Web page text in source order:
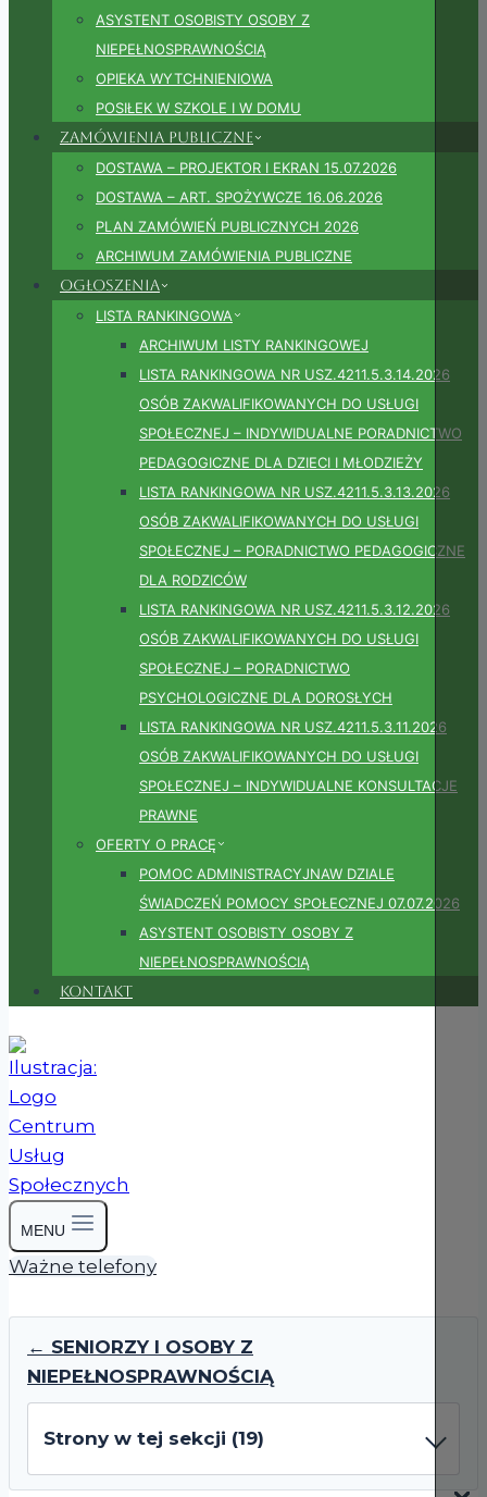
ASYSTENT OSOBISTY OSOBY Z
NIEPEŁNOSPRAWNOŚCIĄ
OPIEKA WYTCHNIENIOWA
POSIŁEK W SZKOLE I W DOMU
Zamówienia publiczne
DOSTAWA – PROJEKTOR I EKRAN 15.07.2026
DOSTAWA – ART. SPOŻYWCZE 16.06.2026
PLAN ZAMÓWIEŃ PUBLICZNYCH 2026
ARCHIWUM ZAMÓWIENIA PUBLICZNE
Ogłoszenia
LISTA RANKINGOWA
ARCHIWUM LISTY RANKINGOWEJ
LISTA RANKINGOWA NR USZ.4211.5.3.14.2026
OSÓB ZAKWALIFIKOWANYCH DO USŁUGI
SPOŁECZNEJ – INDYWIDUALNE PORADNICTWO
PEDAGOGICZNE DLA DZIECI I MŁODZIEŻY
LISTA RANKINGOWA NR USZ.4211.5.3.13.2026
OSÓB ZAKWALIFIKOWANYCH DO USŁUGI
SPOŁECZNEJ – PORADNICTWO PEDAGOGICZNE
DLA RODZICÓW
LISTA RANKINGOWA NR USZ.4211.5.3.12.2026
OSÓB ZAKWALIFIKOWANYCH DO USŁUGI
SPOŁECZNEJ – PORADNICTWO
PSYCHOLOGICZNE DLA DOROSŁYCH
LISTA RANKINGOWA NR USZ.4211.5.3.11.2026
OSÓB ZAKWALIFIKOWANYCH DO USŁUGI
SPOŁECZNEJ – INDYWIDUALNE KONSULTACJE
PRAWNE
OFERTY O PRACĘ
POMOC ADMINISTRACYJNAW DZIALE
ŚWIADCZEŃ POMOCY SPOŁECZNEJ 07.07.2026
ASYSTENT OSOBISTY OSOBY Z
NIEPEŁNOSPRAWNOŚCIĄ
Kontakt
MENU
Ważne telefony
← SENIORZY I OSOBY Z
NIEPEŁNOSPRAWNOŚCIĄ
Strony w tej sekcji (19)